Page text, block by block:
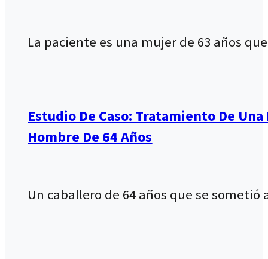
La paciente es una mujer de 63 años
Estudio De Caso: Tratamiento De
Hombre De 64 Años
Un caballero de 64 años que se